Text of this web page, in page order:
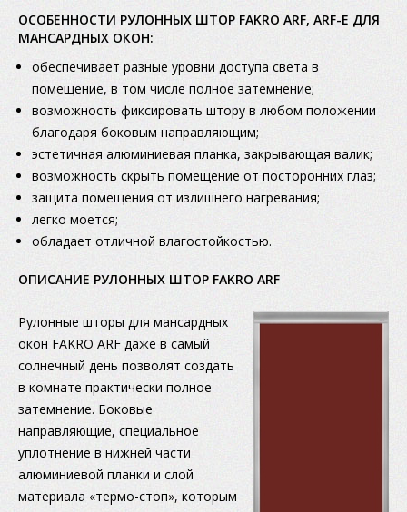
ОСОБЕННОСТИ РУЛОННЫХ ШТОР FAKRO ARF, ARF-E ДЛЯ
МАНСАРДНЫХ ОКОН:
обеспечивает разные уровни доступа света в
помещение, в том числе полное затемнение;
возможность фиксировать штору в любом положении
благодаря боковым направляющим;
эстетичная алюминиевая планка, закрывающая валик;
возможность скрыть помещение от посторонних глаз;
защита помещения от излишнего нагревания;
легко моется;
обладает отличной влагостойкостью.
OПИСАНИЕ РУЛОННЫХ ШТОР FAKRO ARF
Рулонные шторы для мансардных
окон FAKRO ARF даже в самый
солнечный день позволят создать
в комнате практически полное
затемнение. Боковые
направляющие, специальное
уплотнение в нижней части
алюминиевой планки и слой
материала «термо-стоп», которым